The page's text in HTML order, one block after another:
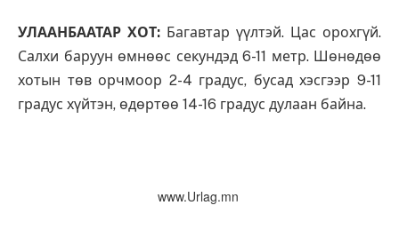
УЛААНБААТАР ХОТ: Багавтар үүлтэй. Цас орохгүй.
Салхи баруун өмнөөс секундэд 6-11 метр. Шөнөдөө
хотын төв орчмоор 2-4 градус, бусад хэсгээр 9-11
градус хүйтэн, өдөртөө 14-16 градус дулаан байна.
www.Urlag.mn